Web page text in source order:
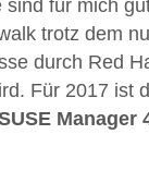
sind für mich
trotz dem
durch Red
Für 2017 ist
Manager